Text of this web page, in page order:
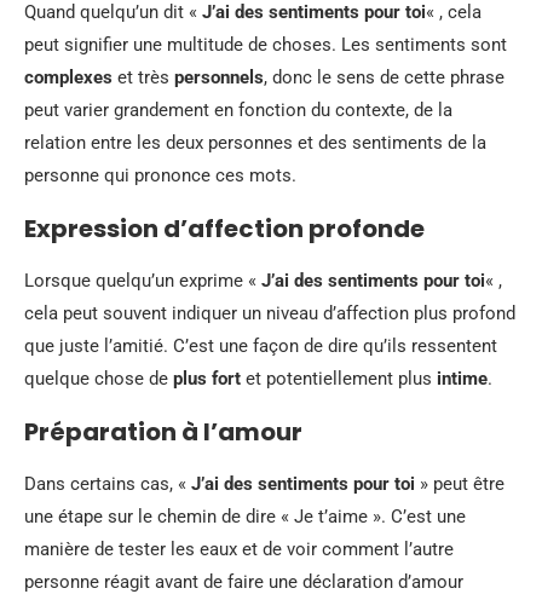
Quand quelqu’un dit « J’ai des sentiments pour toi« , cela
peut signifier une multitude de choses. Les sentiments sont
complexes et très personnels, donc le sens de cette phrase
peut varier grandement en fonction du contexte, de la
relation entre les deux personnes et des sentiments de la
personne qui prononce ces mots.
Expression d’affection profonde
Lorsque quelqu’un exprime « J’ai des sentiments pour toi« ,
cela peut souvent indiquer un niveau d’affection plus profond
que juste l’amitié. C’est une façon de dire qu’ils ressentent
quelque chose de plus fort et potentiellement plus intime.
Préparation à l’amour
Dans certains cas, « J’ai des sentiments pour toi » peut être
une étape sur le chemin de dire « Je t’aime ». C’est une
manière de tester les eaux et de voir comment l’autre
personne réagit avant de faire une déclaration d’amour